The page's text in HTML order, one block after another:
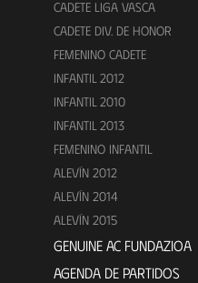
CADETE LIGA VASCA
CADETE DIV. DE HONOR
FEMENINO CADETE
INFANTIL 2012
INFANTIL 2010
INFANTIL 2013
FEMENINO INFANTIL
ALEVÍN 2012
ALEVÍN 2014
ALEVÍN 2015
GENUINE AC FUNDAZIOA
AGENDA DE PARTIDOS